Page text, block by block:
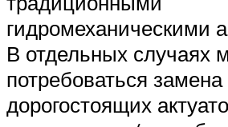
гидромеханическими
В отдельных случаях
потребоваться замена
дорогостоящих